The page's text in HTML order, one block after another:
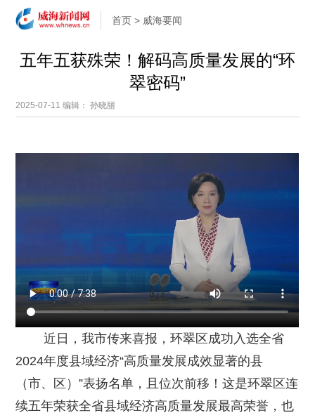
首页 > 威海要闻
五年五获殊荣！解码高质量发展的“环
翠密码”
2025-07-11编辑： 孙晓丽
近日，我市传来喜报，环翠区成功入选全省
2024年度县域经济“高质量发展成效显著的县
（市、区）”表扬名单，且位次前移！这是环翠区连
续五年荣获全省县域经济高质量发展最高荣誉，也